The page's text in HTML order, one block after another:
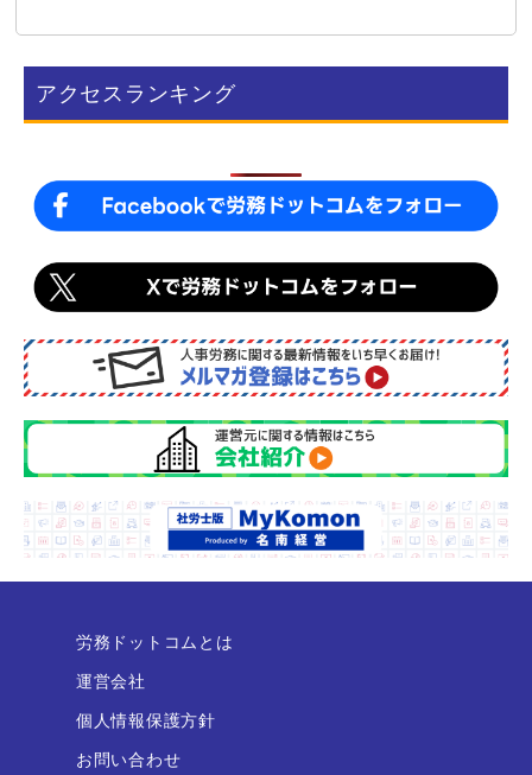
アクセスランキング
労務ドットコムとは
運営会社
個人情報保護方針
お問い合わせ